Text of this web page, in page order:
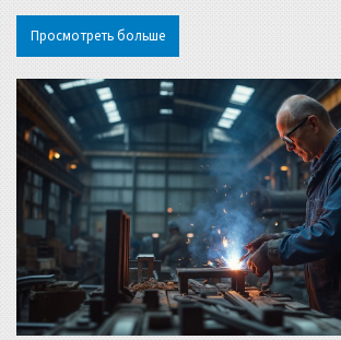
зависимости от типа металла и условий
Рекомендуются методы измерения и
заложенные нагрузки и быть выполнен с
безопасности. Найти баланс между
расходом материала — ключевая задача
Просмотреть больше